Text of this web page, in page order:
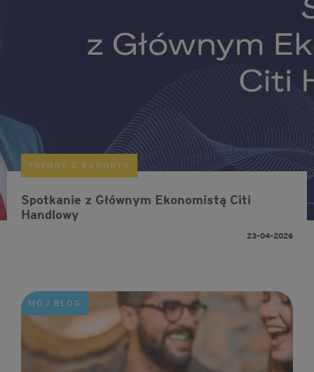
TRENDY & RAPORTY
Spotkanie z Głównym Ekonomistą Citi
Handlowy
23-04-2026
MÓJ BLOG